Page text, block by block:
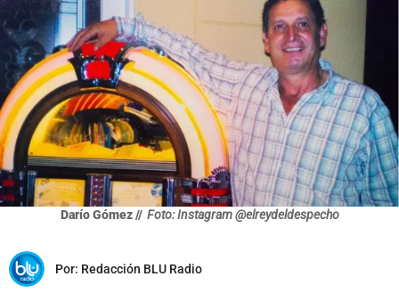
Darío Gómez // Foto: Instagram @elreydeldespecho
Por: Redacción BLU Radio